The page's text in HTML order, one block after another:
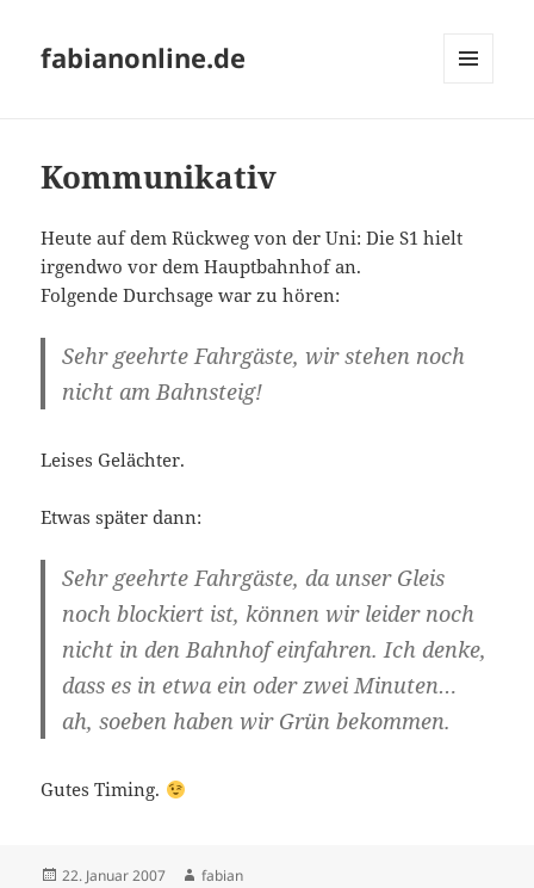
fabianonline.de
Kommunikativ
Heute auf dem Rückweg von der Uni: Die S1 hielt
irgendwo vor dem Hauptbahnhof an.
Folgende Durchsage war zu hören:
Sehr geehrte Fahrgäste, wir stehen noch
nicht am Bahnsteig!
Leises Gelächter.
Etwas später dann:
Sehr geehrte Fahrgäste, da unser Gleis
noch blockiert ist, können wir leider noch
nicht in den Bahnhof einfahren. Ich denke,
dass es in etwa ein oder zwei Minuten…
ah, soeben haben wir Grün bekommen.
Gutes Timing.
Veröffentlicht
22. Januar 2007 Autor
fabian